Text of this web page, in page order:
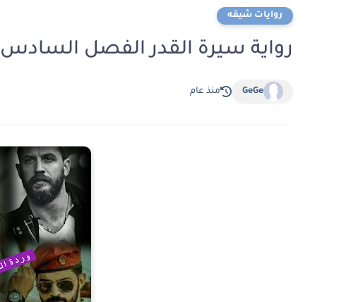
روايات شيقه
رواية سيرة القدر الفصل السادس 6 بقلم فجر المساري
GeGe منذ عام